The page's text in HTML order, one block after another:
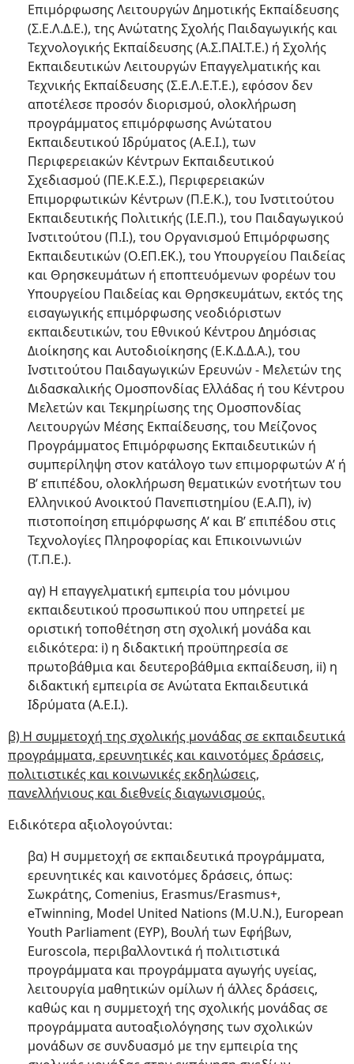
Επιμόρφωσης Λειτουργών Δημοτικής Εκπαίδευσης
(Σ.Ε.Λ.Δ.Ε.), της Ανώτατης Σχολής Παιδαγωγικής και
Τεχνολογικής Εκπαίδευσης (Α.Σ.ΠΑΙ.Τ.Ε.) ή Σχολής
Εκπαιδευτικών Λειτουργών Επαγγελματικής και
Τεχνικής Εκπαίδευσης (Σ.Ε.Λ.Ε.Τ.Ε.), εφόσον δεν
αποτέλεσε προσόν διορισμού, ολοκλήρωση
προγράμματος επιμόρφωσης Ανώτατου
Εκπαιδευτικού Ιδρύματος (Α.Ε.Ι.), των
Περιφερειακών Κέντρων Εκπαιδευτικού
Σχεδιασμού (ΠΕ.Κ.Ε.Σ.), Περιφερειακών
Επιμορφωτικών Κέντρων (Π.Ε.Κ.), του Ινστιτούτου
Εκπαιδευτικής Πολιτικής (Ι.Ε.Π.), του Παιδαγωγικού
Ινστιτούτου (Π.Ι.), του Οργανισμού Επιμόρφωσης
Εκπαιδευτικών (Ο.ΕΠ.ΕΚ.), του Υπουργείου Παιδείας
και Θρησκευμάτων ή εποπτευόμενων φορέων του
Υπουργείου Παιδείας και Θρησκευμάτων, εκτός της
εισαγωγικής επιμόρφωσης νεοδιόριστων
εκπαιδευτικών, του Εθνικού Κέντρου Δημόσιας
Διοίκησης και Αυτοδιοίκησης (Ε.Κ.Δ.Δ.Α.), του
Ινστιτούτου Παιδαγωγικών Ερευνών - Μελετών της
Διδασκαλικής Ομοσπονδίας Ελλάδας ή του Κέντρου
Μελετών και Τεκμηρίωσης της Ομοσπονδίας
Λειτουργών Μέσης Εκπαίδευσης, του Μείζονος
Προγράμματος Επιμόρφωσης Εκπαιδευτικών ή
συμπερίληψη στον κατάλογο των επιμορφωτών Α’ ή
Β’ επιπέδου, ολοκλήρωση θεματικών ενοτήτων του
Ελληνικού Ανοικτού Πανεπιστημίου (Ε.Α.Π), iv)
πιστοποίηση επιμόρφωσης Α’ και Β’ επιπέδου στις
Τεχνολογίες Πληροφορίας και Επικοινωνιών
(Τ.Π.Ε.).
αγ) Η επαγγελματική εμπειρία του μόνιμου
εκπαιδευτικού προσωπικού που υπηρετεί με
οριστική τοποθέτηση στη σχολική μονάδα και
ειδικότερα: i) η διδακτική προϋπηρεσία σε
πρωτοβάθμια και δευτεροβάθμια εκπαίδευση, ii) η
διδακτική εμπειρία σε Ανώτατα Εκπαιδευτικά
Ιδρύματα (Α.Ε.Ι.).
β) Η συμμετοχή της σχολικής μονάδας σε εκπαιδευτικά
προγράμματα, ερευνητικές και καινοτόμες δράσεις,
πολιτιστικές και κοινωνικές εκδηλώσεις,
πανελλήνιους και διεθνείς διαγωνισμούς.
Ειδικότερα αξιολογούνται:
βα) Η συμμετοχή σε εκπαιδευτικά προγράμματα,
ερευνητικές και καινοτόμες δράσεις, όπως:
Σωκράτης, Comenius, Erasmus/Erasmus+,
eTwinning, Model United Nations (M.U.N.), European
Youth Parliament (EYP), Βουλή των Εφήβων,
Euroscola, περιβαλλοντικά ή πολιτιστικά
προγράμματα και προγράμματα αγωγής υγείας,
λειτουργία μαθητικών ομίλων ή άλλες δράσεις,
καθώς και η συμμετοχή της σχολικής μονάδας σε
προγράμματα αυτοαξιολόγησης των σχολικών
μονάδων σε συνδυασμό με την εμπειρία της